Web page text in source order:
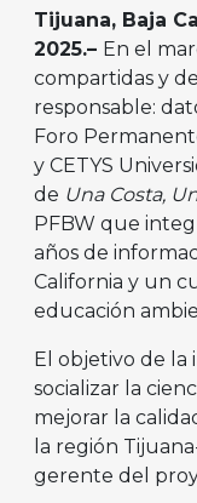
Tijuana, Baja
2025.– En el
compartidas y
responsable:
Foro
y CETYS
de Una Costa,
PFBW que
años de
California y un
educación
El objetivo de la
socializar la
mejorar la
la región
gerente del